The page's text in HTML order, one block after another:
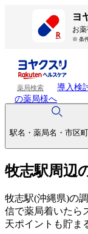
ヨ
お
※ 条
薬局検索
導入検
の薬局様へ
駅名・薬局名・市区
牧志駅周辺
牧志駅(沖縄県)の
信で薬局着いたら
天ポイントも貯ま